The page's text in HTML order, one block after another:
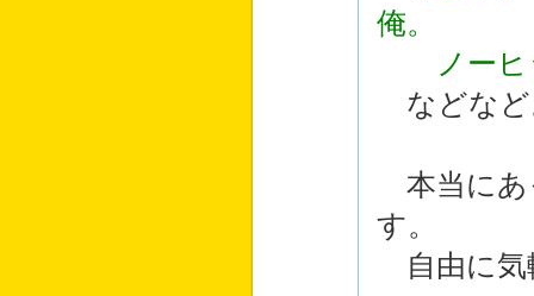
俺。
ノーヒッ
などなど
本当にあ
す。
自由に気